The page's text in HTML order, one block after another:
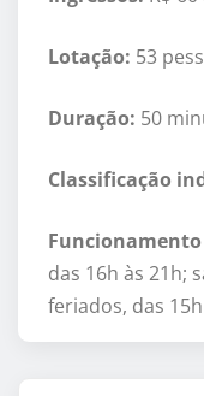
Lotação: 53
Duração: 50
Classificação
das 16h às 21h;
feriados, das 15h